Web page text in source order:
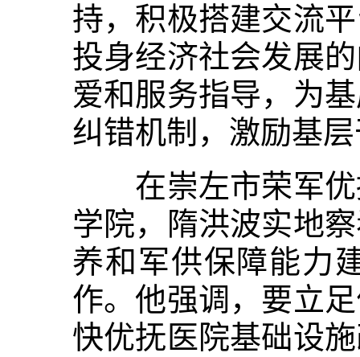
持，积极搭建交流
投身经济社会发展
爱和服务指导，为
纠错机制，激励基
在崇左市荣军优
学院，隋洪波实地
养和军供保障能力
作。他强调，要立
快优抚医院基础设